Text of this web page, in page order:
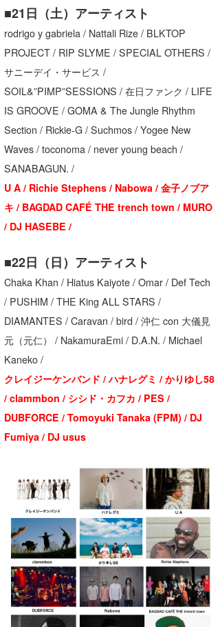
■21日（土）アーティスト
rodrigo y gabriela / Nattali Rize / BLKTOP
PROJECT / RIP SLYME / SPECIAL OTHERS /
サニーデイ・サービス /
SOIL&”PIMP”SESSIONS / 在日ファンク / LIFE
IS GROOVE / GOMA & The Jungle Rhythm
Section / Rickie-G / Suchmos / Yogee New
Waves / toconoma / never young beach /
SANABAGUN. /
U A / Richie Stephens / Nabowa / 金子ノブア
キ / BAGDAD CAFÉ THE trench town / MURO
/ DJ HASEBE /
■22日（日）アーティスト
Chaka Khan / Hiatus Kaiyote / Omar / Def Tech
/ PUSHIM / THE King ALL STARS /
DIAMANTES / Caravan / bird / 沖仁 con 大儀見
元（元仁） / NakamuraEmi / D.A.N. / Michael
Kaneko /
クレイジーケンバンド / ハナレグミ / かりゆし58
/ clammbon / シシド・カフカ / PES /
DUBFORCE / Tomoyuki Tanaka (FPM) / DJ
Fumiya / DJ usus
Core Surf Japan
Naoya Kimoto
mitsuteru Kamio
Yoshiyuki Obata
DELTA FORCE SURF
メディア
SURFMEDIA
WAVAL
波伝説アンバサダー/プロライダー
中浦“JET”章
進士剛光
NOBUFUKU
大野”MAR”修聖
☆加藤
Aichan
G◎Da
H
KOBU
KY
MIN
mitz
S.K
Soulman
VAGY
waka☆=
YUKI☆
波伝説